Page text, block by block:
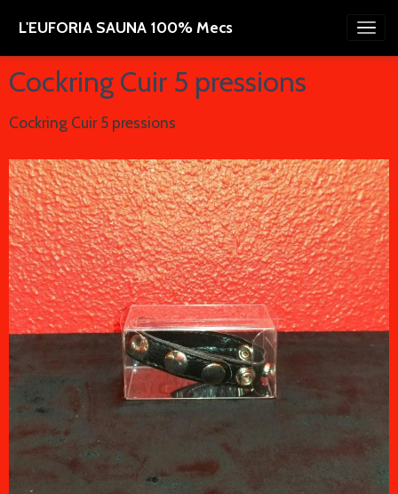
L'EUFORIA SAUNA 100% Mecs
Cockring Cuir 5 pressions
Cockring Cuir 5 pressions